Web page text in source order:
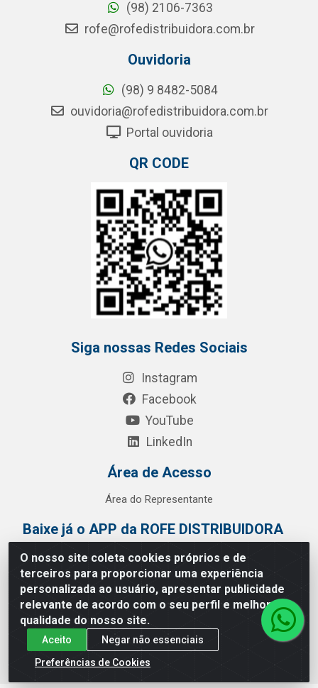
O nosso site coleta cookies próprios e de
terceiros para proporcionar uma experiência
personalizada ao usuário, apresentar publicidade
relevante de acordo com o seu perfil e melhorar a
qualidade do nosso site.
Aceito
Negar não essenciais
Preferências de Cookies
(98) 2106-7363
rofe@rofedistribuidora.com.br
Ouvidoria
(98) 9 8482-5084
ouvidoria@rofedistribuidora.com.br
Portal ouvidoria
QR CODE
Siga nossas Redes Sociais
Instagram
Facebook
YouTube
LinkedIn
Área de Acesso
Área do Representante
Baixe já o APP da ROFE DISTRIBUIDORA